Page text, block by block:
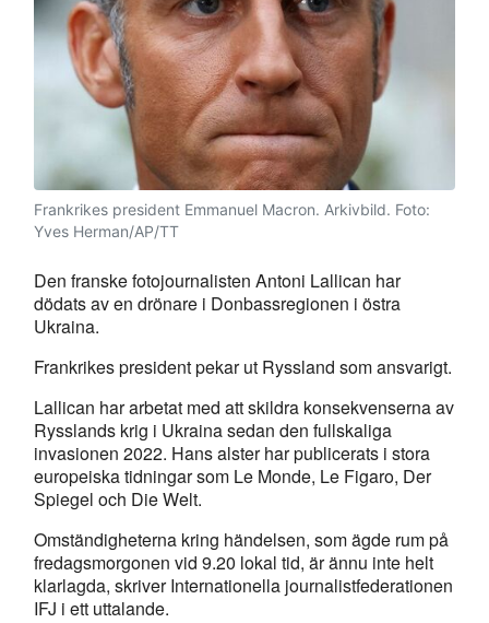
Frankrikes president Emmanuel Macron. Arkivbild. Foto:
Yves Herman/AP/TT
Den franske fotojournalisten Antoni Lallican har
dödats av en drönare i Donbassregionen i östra
Ukraina.
Frankrikes president pekar ut Ryssland som ansvarigt.
Lallican har arbetat med att skildra konsekvenserna av
Rysslands krig i Ukraina sedan den fullskaliga
invasionen 2022. Hans alster har publicerats i stora
europeiska tidningar som Le Monde, Le Figaro, Der
Spiegel och Die Welt.
Omständigheterna kring händelsen, som ägde rum på
fredagsmorgonen vid 9.20 lokal tid, är ännu inte helt
klarlagda, skriver Internationella journalistfederationen
IFJ i ett uttalande.